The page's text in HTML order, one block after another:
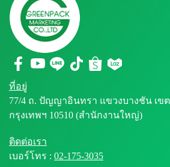
ที่อยู่
77/4 ถ. ปัญญาอินทรา แขวงบางชัน เข
กรุงเทพฯ 10510 (สำนักงานใหญ่)
ติดต่อเรา
เบอร์โทร : 02-175-3035